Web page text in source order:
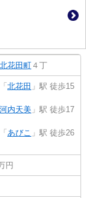
北花田町 ４丁
「 北花田 」駅 徒歩15
河内天美 」駅 徒歩17
「 あびこ 」駅 徒歩26
円